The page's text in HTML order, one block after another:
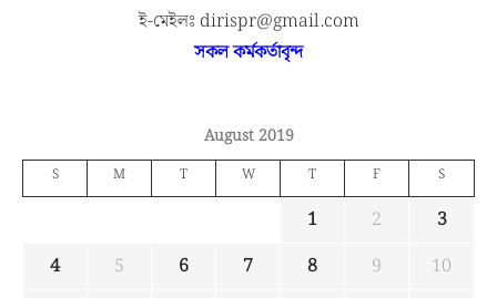
ই-মেইলঃ dirispr@gmail.com
সকল কর্মকর্তাবৃন্দ
August 2019
S M T W T F S
1 2
3
4
5 6 7 8 9
10